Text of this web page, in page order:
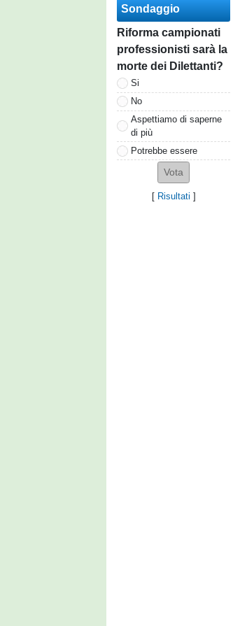
Sondaggio
Riforma campionati
professionisti sarà la
morte dei Dilettanti?
Si
No
Aspettiamo di saperne
di più
Potrebbe essere
[ Risultati ]